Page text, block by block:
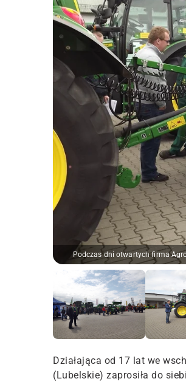
Podczas dni otwartych firma
Działająca od 17 lat we
(Lubelskie) zaprosiła do